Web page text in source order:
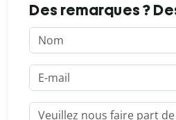
Des remarques ?